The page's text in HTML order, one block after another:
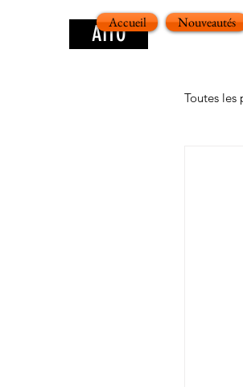
AITOAccueil Nouveautés
Toutes les